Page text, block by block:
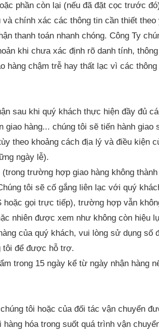
phần còn lại (nếu đã đặt cọc trước
chính xác các thông tin cần thiết
thanh toán nhanh chóng. Công Ty
khi chưa xác định rõ danh tính,
hàng chậm trễ hay thất lạc vì các
sau khi quý khách thực hiện đầy đủ
hàng... chúng tôi sẽ tiến hành giao
theo khoảng cách địa lý và điều kiện
ngày lễ).
trường hợp giao hàng không
tôi sẽ cố gắng liên lạc với quý
hoặc gọi trực tiếp), trường hợp vẫn
nhiên được xem như không còn hiệu
của quý khách, vui lòng sử dụng số
tôi để được hỗ trợ.
trong 15 ngày kể từ ngày nhận hàng
tôi hoặc của đối tác vận chuyển
hóa trong suốt quá trình vận